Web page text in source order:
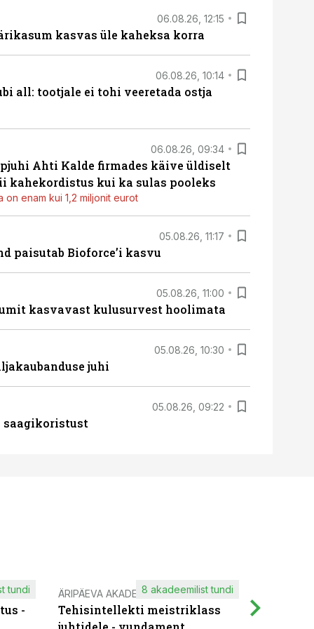
06.08.26, 12:15
kasvas üle kaheksa korra
06.08.26, 10:14
all: tootjale ei tohi veeretada ostja
06.08.26, 09:34
Ahti Kalde firmades käive üldiselt
kahekordistus kui ka sulas pooleks
on enam kui 1,2 miljonit eurot
05.08.26, 11:17
paisutab Bioforce’i kasvu
05.08.26, 11:00
kasvavast kulusurvest hoolimata
05.08.26, 10:30
juhi
05.08.26, 09:22
saagikoristust
-
tundi ÄRIPÄEVA AKADEEMIA
Tehisintellekti meistriklass
8 akadeemilist tundi